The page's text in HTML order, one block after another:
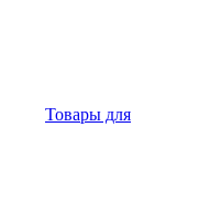
Товары для